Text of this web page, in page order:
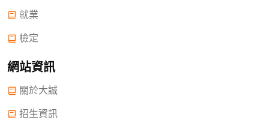
就業
檢定
網站資訊
關於大誠
招生資訊